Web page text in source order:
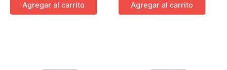
Agregar al carrito Agregar al carrito